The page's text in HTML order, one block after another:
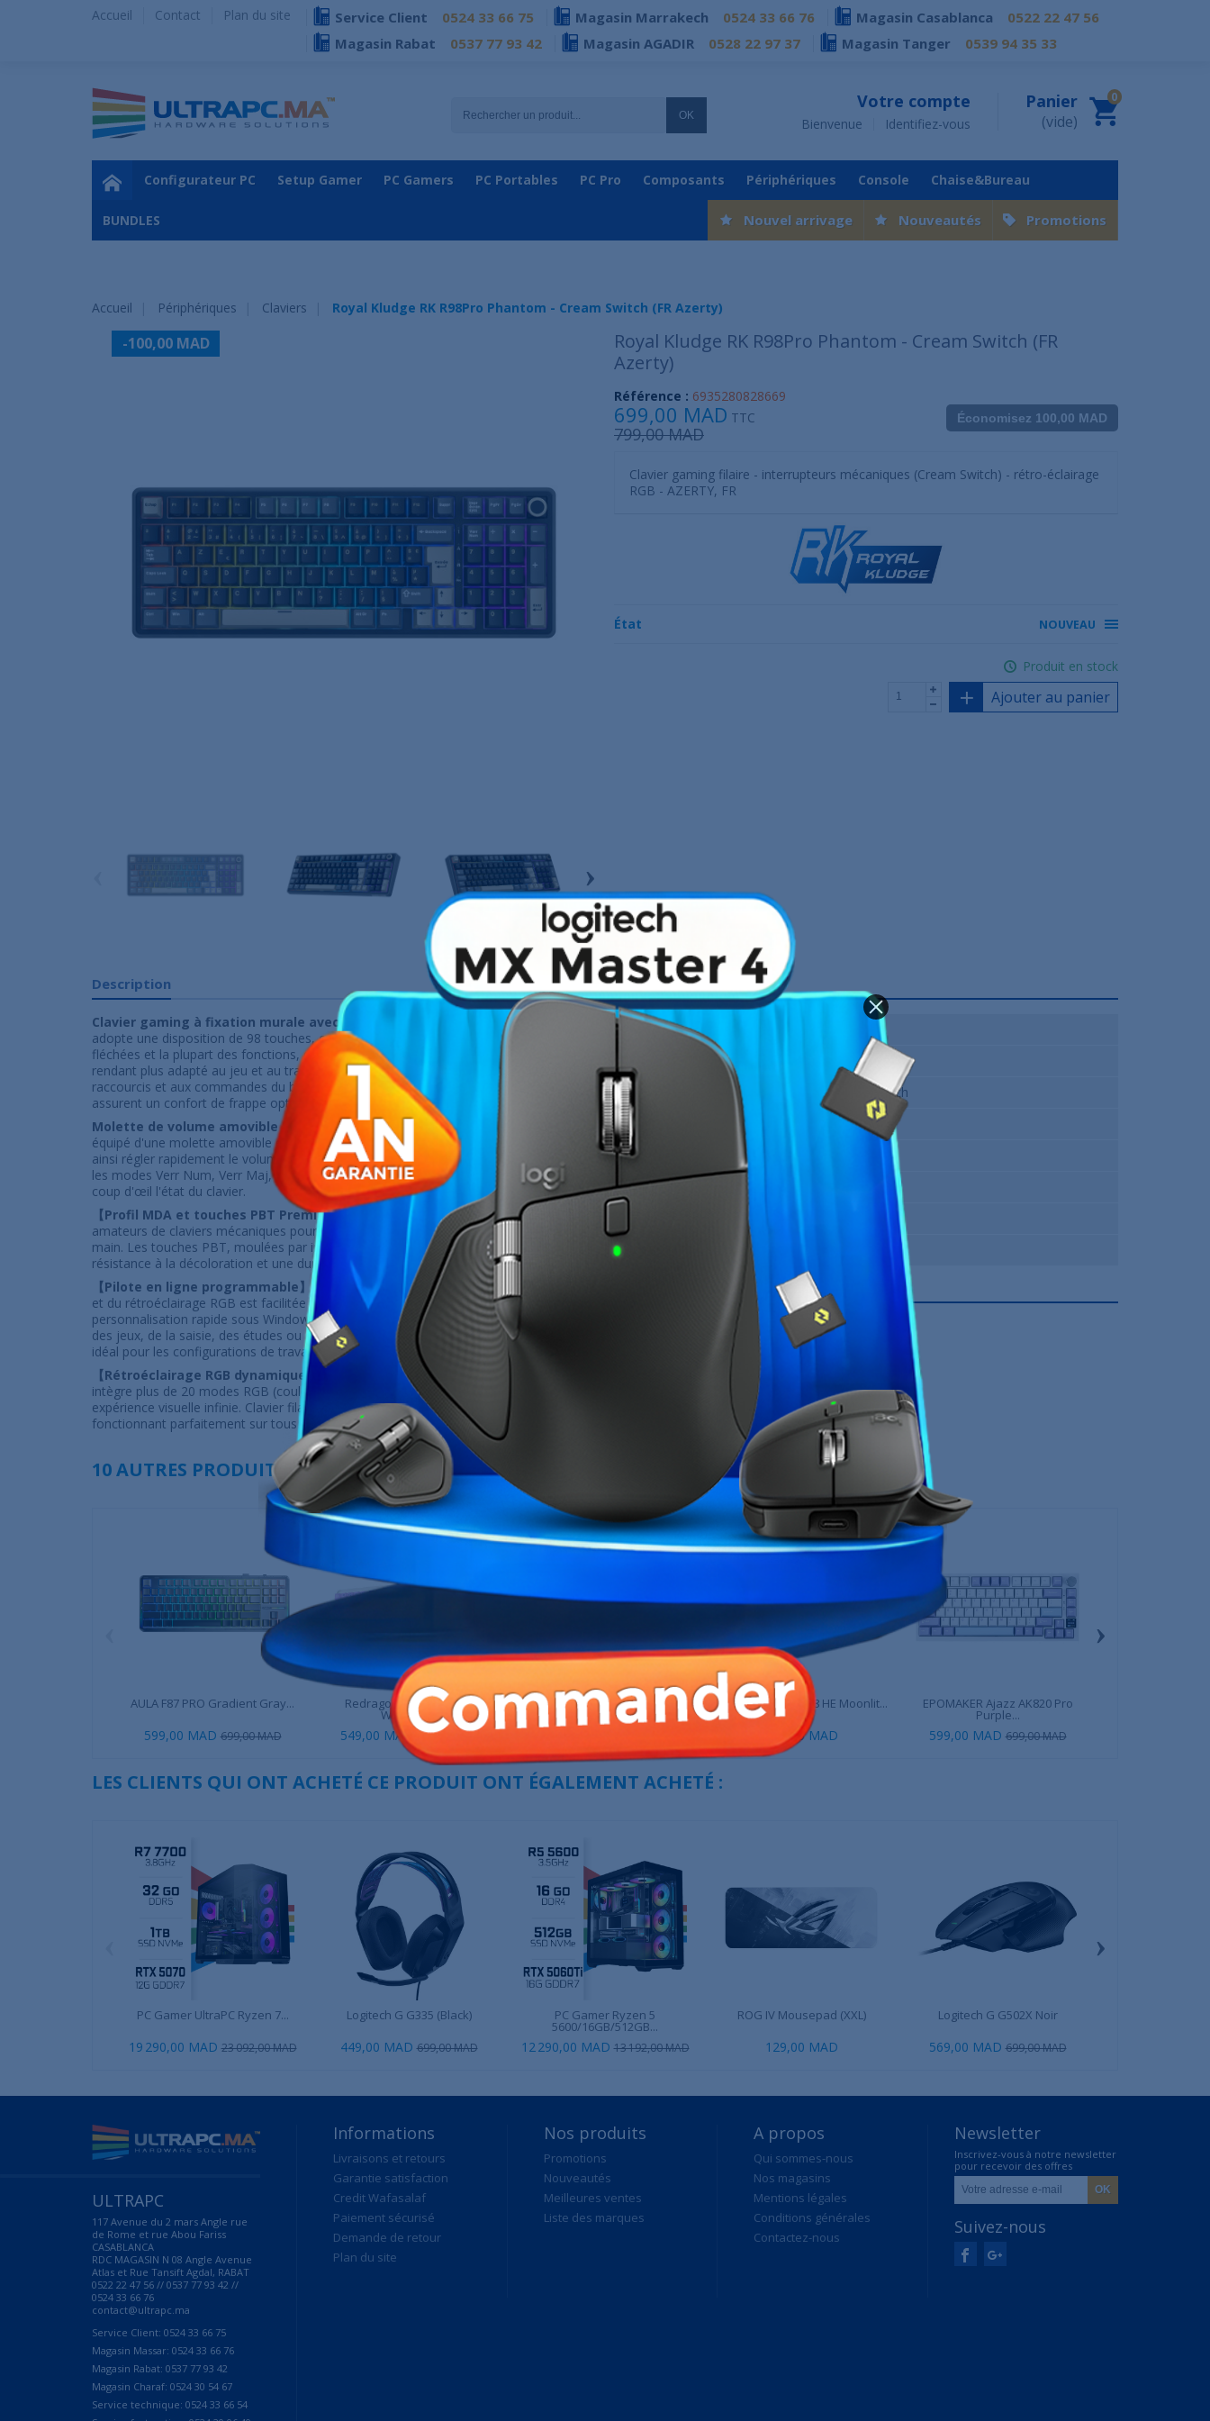
Accueil Contact Plan du site Service Client 0524 33 66 75 Magasin Marrakech 0524 33 66 76 Magasin Casablanca
0522 22 47 56
Magasin Rabat
0537 77 93 42 Magasin AGADIR 0528 22 97 37 Magasin Tanger 0539 94 35 33
OK
Panier
(vide)
0
Votre compte
Bienvenue Identifiez-vous
Promotions
Nouveautés
Nouvel arrivage
Configurateur PC Setup Gamer PC Gamers PC Portables PC Pro Composants Périphériques Console Chaise&Bureau
BUNDLES
Accueil Périphériques Claviers Royal Kludge RK R98Pro Phantom - Cream Switch (FR Azerty)
-100,00 MAD
›
Royal Kludge RK R98Pro Phantom - Cream Switch (FR
Azerty)
Référence : 6935280828669
Économisez 100,00 MAD
699,00 MAD TTC
799,00 MAD
Clavier gaming filaire - interrupteurs mécaniques (Cream Switch) - rétro-éclairage
RGB - AZERTY, FR
État NOUVEAU
Produit en stock
Ajouter au panier
Description
Clavier gaming à fixation murale avec pavé numérique :
Ce clavier d'ordinateur
adopte une disposition de 98 touches, conservant le pavé numérique, les touches
fléchées et la plupart des fonctions, optimisant ainsi l'espace sur votre bureau et le
rendant plus adapté au jeu et au travail. Accédez rapidement aux réglages audio, aux
raccourcis et aux commandes du bureau. Cinq couches de mousse insonorisante
assurent un confort de frappe optimal.
Molette de volume amovible et voyants lumineux :
Ce clavier gaming PC est
équipé d'une molette amovible en aluminium usiné CNC de haute qualité. Vous pouvez
ainsi régler rapidement le volume. Quatre voyants lumineux indiquent respectivement
les modes Verr Num, Verr Maj, Verr Win et Mode Mac, permettant de visualiser en un
coup d'œil l'état du clavier.
【Profil MDA et touches PBT Premium】 :
Le profil MDA est plébiscité par les
amateurs de claviers mécaniques pour son confort de frappe et sa meilleure prise en
main. Les touches PBT, moulées par injection double, offrent une finition mate, une
résistance à la décoloration et une durabilité accrue.
【Pilote en ligne programmable】 : La personnalisation des touches, des macros
et du rétroéclairage RGB est facilitée par le pilote en ligne RK, permettant une
personnalisation rapide sous Windows et Mac. Conçu pour une connexion stable lors
des jeux, de la saisie, des études ou du télétravail, ce clavier mécanique élégant est
idéal pour les configurations de travail et de jeu.
【Rétroéclairage RGB dynamique et compatibilité étendue】 :
intègre plus de 20 modes RGB (couleurs, monochrome et dynamique) pour une
expérience visuelle infinie. Clavier filaire compatible avec Windows et MacOS,
fonctionnant parfaitement sur tous types d'appareils.
Fiche technique
Type de connexion
Clavier mécanique
Type de touches
Cream Switch
Rétro-éclairage
Oui (RGB)
Norme du clavier
Localisation
Garantie
Références spécifiques
10 AUTRES PRODUITS DANS LA MÊME CATÉGORIE :
AULA F87 PRO Gradient Gray...
599,00 MAD 699,00 MAD
Redragon K708 Pro LCD
Wireless...
549,00 MAD 849,00 MAD
BAJEAL K200 87Keys ( Pink ) ATTACK SHARK X68 HE Moonlit...
699,00 MAD
EPOMAKER Ajazz AK820 Pro
Purple...
599,00 MAD 699,00 MAD
›
LES CLIENTS QUI ONT ACHETÉ CE PRODUIT ONT ÉGALEMENT ACHETÉ :
PC Gamer UltraPC Ryzen 7...
19 290,00 MAD 23 092,00 MAD
Logitech G G335 (Black)
449,00 MAD 699,00 MAD
PC Gamer Ryzen 5
5600/16GB/512GB...
12 290,00 MAD 13 192,00 MAD
ROG IV Mousepad (XXL)
129,00 MAD
Logitech G G502X Noir
569,00 MAD 699,00 MAD
›
ULTRAPC
117 Avenue du 2 mars Angle rue
de Rome et rue Abou Fariss
CASABLANCA
RDC MAGASIN N 08 Angle Avenue
Atlas et Rue Tansift Agdal, RABAT
0522 22 47 56 // 0537 77 93 42 //
0524 33 66 76
contact@ultrapc.ma
Service Client: 0524 33 66 75
Magasin Massar: 0524 33 66 76
Magasin Rabat: 0537 77 93 42
Magasin Charaf: 0524 30 54 67
Service technique: 0524 33 66 54
Informations
Livraisons et retours
Garantie satisfaction
Credit Wafasalaf
Paiement sécurisé
Demande de retour
Plan du site
Nos produits
Promotions
Nouveautés
Meilleures ventes
Liste des marques
A propos
Qui sommes-nous
Nos magasins
Mentions légales
Conditions générales
Contactez-nous
Newsletter
Inscrivez-vous à notre newsletter
pour recevoir des offres
exclusives
Suivez-nous